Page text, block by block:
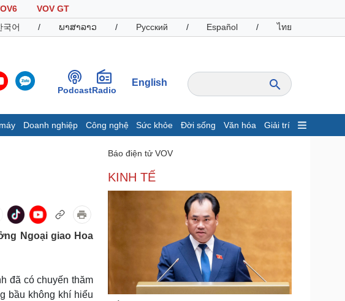
VOV GT
국어 / ພາສາລາວ / Русский / Español / ไทย
PodcastRadio
English
Doanh nghiệp Công nghệ Sức khỏe Đời sống Văn hóa Giải trí
Khởi nghiệp
Tỷ giá
Chứng khoán
Giá cà phê
Thông tin doanh nghiệp
Doanh nghiệp 24h
Doanh nhân
Công nghệ
Sành điệu
Tin Công nghệ
Trải nghiệm
Ngoại giao Hoa
đã có chuyến thăm
bầu không khí hiểu
Báo điện tử VOV
KINH TẾ